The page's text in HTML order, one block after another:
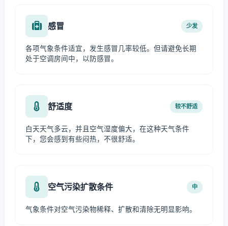
感冒 少发
各项气象条件适宜，发生感冒几率较低。但请避免长期
处于空调房间中，以防感冒。
舒适度 较不舒适
白天天气多云，并且空气湿度偏大，在这种天气条件
下，您会感到有些闷热，不很舒适。
空气污染扩散条件 中
气象条件对空气污染物稀释、扩散和清除无明显影响。